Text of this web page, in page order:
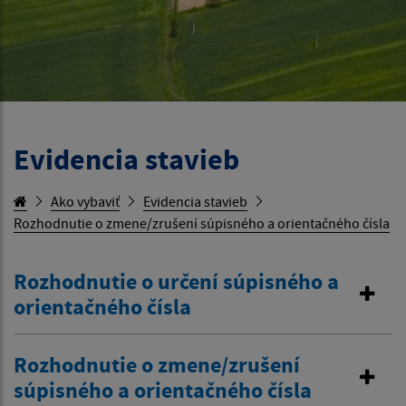
Evidencia stavieb
Ako vybaviť
Evidencia stavieb
Rozhodnutie o zmene/zrušení súpisného a orientačného čísla
Rozhodnutie o určení súpisného a
orientačného čísla
Rozhodnutie o zmene/zrušení
súpisného a orientačného čísla